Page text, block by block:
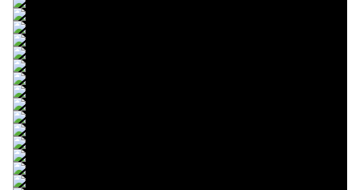
© M. Tormo & P. Diaz
© M. Tormo & P. Diaz
© M. Tormo & P. Diaz
© M. Tormo & P. Diaz
© M. Tormo & P. Diaz
© M. Tormo & P. Diaz
© M. Tormo & P. Diaz
© M. Tormo & P. Diaz
© M. Tormo & P. Diaz
© M. Tormo & P. Diaz
© M. Tormo & P. Diaz
© M. Tormo & P. Diaz
© M. Tormo & P. Diaz
© M. Tormo & P. Diaz